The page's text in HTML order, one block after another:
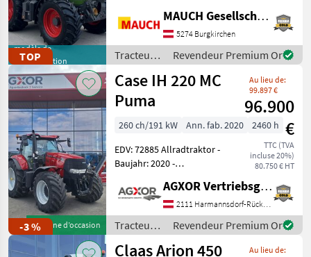
TOP
modèle de
démonstration
avant : position/décharge -
4 distributeurs arrière à
double effet DUDK - Pompe
hydraulique 110 l - Po
MAUCH Gesellschaft m.b.H. & Co.KG
5274 Burgkirchen
Tracteurs
/ Fendt
Revendeur Premium Or
-3 %Machine d’occasion
Case IH 220 MC
Puma
Au lieu de:
99.897 €
96.900
€
TTC (TVA
incluse 20%)
80.750 € HT
260 ch/191 kW Ann. fab. 2020
2460 h
EDV: 72885 Allradtraktor -
Baujahr: 2020 -
- mit 4 elektr.
Hecksteuergeräte - mit 2
elektr. Mittensteuergeräte -
mit Power Be
AGXOR Vertriebsgesellschaft Ost GmbH
2111 Harmannsdorf-Rückersdorf
Tracteurs
/ Case IH
Revendeur Premium Or
Claas Arion 450
Au lieu de: